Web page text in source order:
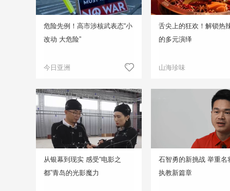
危险先例！高市涉核武表态“小
改动 大危险”
今日亚洲
舌尖上的狂欢！解锁热
的多元演绎
山海珍味
从银幕到现实 感受“电影之
都”青岛的光影魔力
石智勇的新挑战 举重名
执教新篇章